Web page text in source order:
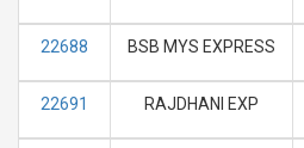
22688 BSB MYS EXPRESS
22691 RAJDHANI EXP